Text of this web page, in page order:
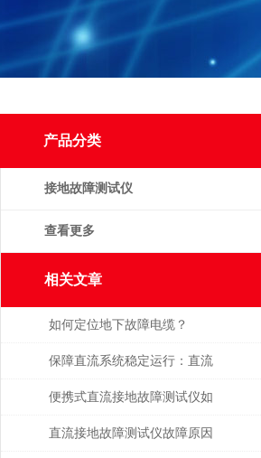
产品分类
接地故障测试仪
查看更多
相关文章
如何定位地下故障电缆？
保障直流系统稳定运行：直流
接地故障测试仪的运维应用价
值
便携式直流接地故障测试仪如
何避免误操作风险？
直流接地故障测试仪故障原因